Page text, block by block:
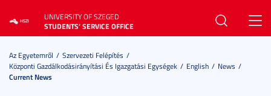
UNIVERSITY OF SZEGED
STUDENTS’ SERVICE OFFICE
Az Egyetemről
Szervezeti Felépítés
Központi Gazdálkodásirányítási És Igazgatási Egységek
English
News
Current News